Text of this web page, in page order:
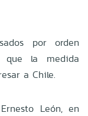
por orden
que la medida
a Chile.
León, en